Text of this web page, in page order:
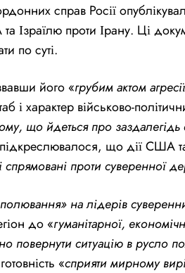
справ Росії
та Ізраїлю проти Ірану. Ці
по суті.
його «грубим актом
характер військово-
що йдеться про
що дії США
проти
на лідерів
до «гуманітарної,
повернути ситуацію в русло
«сприяти мирному